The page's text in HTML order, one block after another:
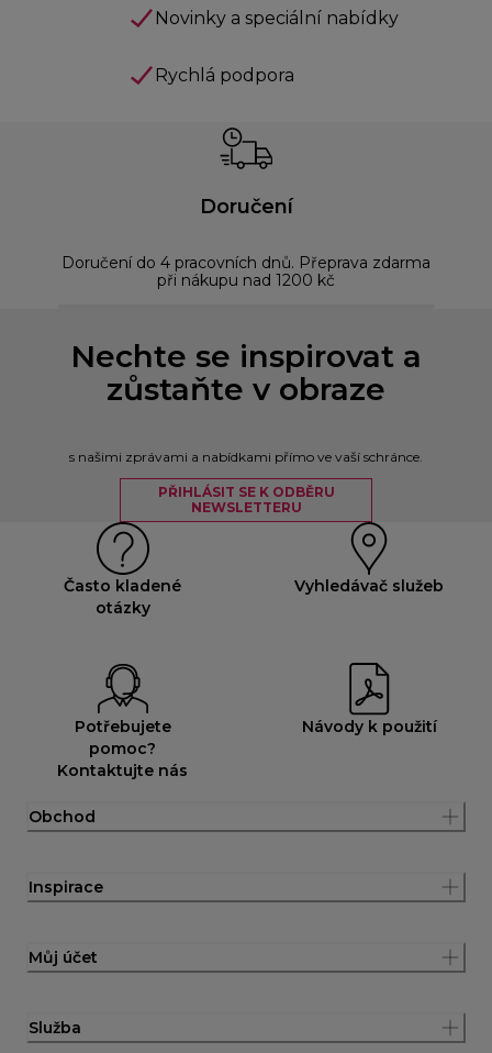
Novinky a speciální nabídky
Rychlá podpora
Doručení
Doručení do 4 pracovních dnů. Přeprava zdarma
při nákupu nad 1200 kč
Nechte se inspirovat a
zůstaňte v obraze
s našimi zprávami a nabídkami přímo ve vaší schránce.
PŘIHLÁSIT SE K ODBĚRU
NEWSLETTERU
Často kladené
otázky
Vyhledávač služeb
Potřebujete
pomoc?
Kontaktujte nás
Návody k použití
Obchod
Inspirace
Můj účet
Služba